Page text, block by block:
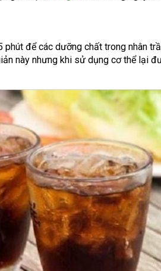
để các dưỡng chất trong nhân
này nhưng khi sử dụng cơ thể lại